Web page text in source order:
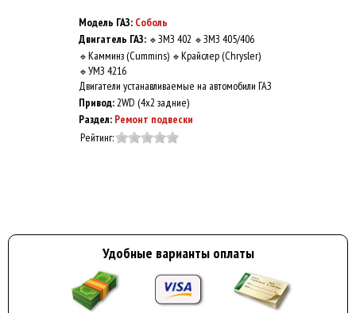
Модель ГАЗ: Соболь
Двигатель ГАЗ: 🔹 ЗМЗ 402 🔹 ЗМЗ 405/406
🔹 Камминз (Cummins) 🔹 Крайслер (Chrysler)
🔹 УМЗ 4216
Двигатели устанавливаемые на автомобили ГАЗ
Привод:2WD (4x2 задние)
Раздел: Ремонт подвески
Рейтинг:
Удобные варианты оплаты